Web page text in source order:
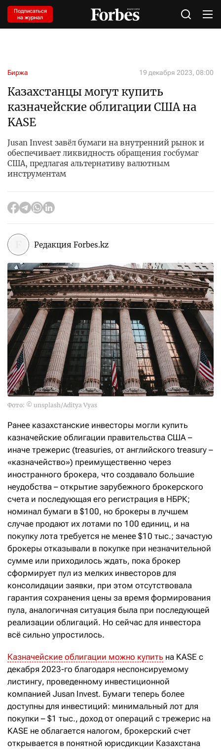
Подписаться
на журнал
Биржа 19 декабря 2023, 08:00
Казахстанцы могут купить
казначейские облигации США на
KASE
Jusan Invest завёл бумаги на внутренний рынок и
обеспечивает ликвидность обращения госбумаг
США, предлагая альтернативу валютным
инструментам
Редакция Forbes.kz
Фото: © unsplash/Aditya Vyas
Ранее казахстанские инвесторы могли купить
казначейские облигации правительства США –
иначе трежерис (treasuries, от английского treasury –
«казначейство») преимущественно через
иностранного брокера, что создавало большие
неудобства – открытие зарубежного брокерского
счета и последующая его регистрация в НБРК;
номинал бумаги в $100, но брокеры в лучшем
случае продают их лотами по 100 единиц, и на
покупку лота требуется не менее $10 тыс.; зачастую
брокеры отказывали в покупке при незначительной
сумме или приходилось ждать, пока брокер
сформирует пул из мелких инвесторов для
консолидации заявки, при этом отсутствовала
гарантия сохранения цены за время формирования
пула, аналогичная ситуация была при последующей
реализации облигаций. Но сейчас для инвестора
всё сильно упростилось.
Казначейские облигации можно купить на KASE с
декабря 2023-го благодаря неспонсируемому
листингу, проведенному инвестиционной
компанией Jusan Invest. Бумаги теперь более
доступны для инвестиций: минимальный лот для
покупки – $1 тыс., доход от операций с трежерис на
KASE не облагается налогом, брокерский счет
открывается в понятной юрисдикции Казахстана